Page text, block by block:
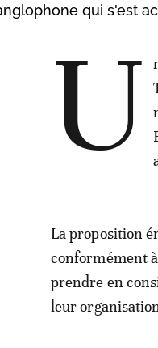
qui s'est
U
La proposition
conformément
prendre en
leur